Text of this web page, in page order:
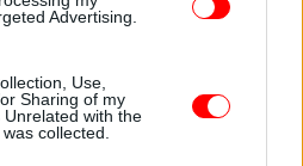
Advertising.
Use,
Sharing of my
with the
collected.